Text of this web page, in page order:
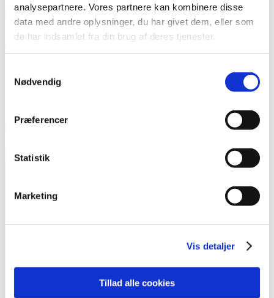
analysepartnere. Vores partnere kan kombinere disse
data med andre oplysninger, du har givet dem, eller som
de har indsamlet fra din brug af deres tjenester.
Nødvendig
Præferencer
Statistik
Marketing
Vis detaljer
Tillad alle cookies
Outsideren
Seneste artikler
29. april 2010
Der er forskel på medicin. Nogle slags er nærmest kedelige. Ingen
Kontakt
2200 København N